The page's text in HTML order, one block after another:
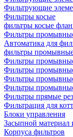
Фильтрующие
Фильтры косые
фильтры косые
Фильтры
Автоматика для
фильтры
Фильтры
Фильтры
Фильтры
Фильтры
Фильтры прямые
Фильтрация для
Блоки управления
Засыпной
Корпуса фильтров